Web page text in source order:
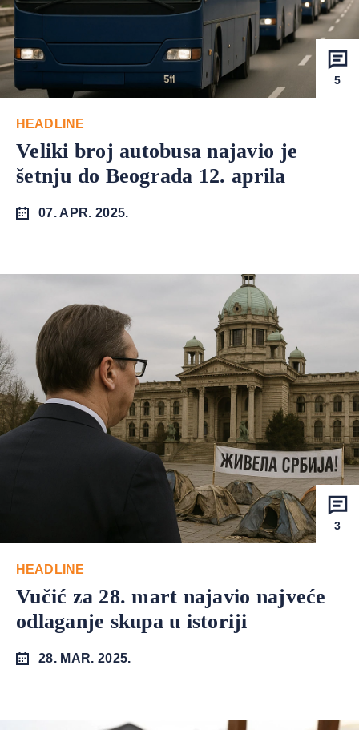
5
HEADLINE
Veliki broj autobusa najavio je
šetnju do Beograda 12. aprila
07. APR. 2025.
3
HEADLINE
Vučić za 28. mart najavio najveće
odlaganje skupa u istoriji
28. MAR. 2025.